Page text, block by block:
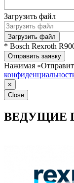
Загрузить файл
Загрузить файл
* Bosch Rexroth
Отправить заявку
Нажимая
×
Close
ВЕДУЩИЕ